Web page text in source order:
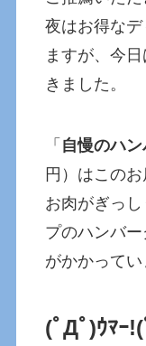
夜はお得な
ますが、今
きました。
「 自慢のハ
円）はこの
お肉がぎっ
プのハンバ
がかかってい
(ﾟДﾟ)ｳﾏｰ